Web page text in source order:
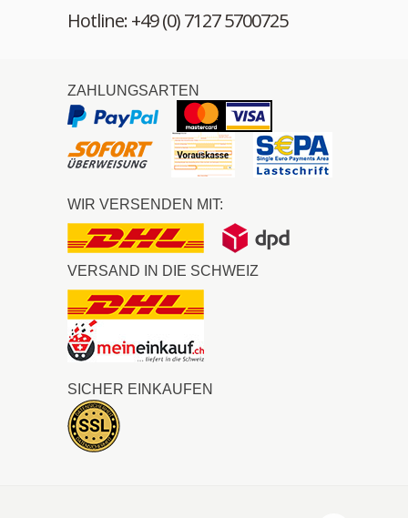
Hotline: +49 (0) 7127 5700725
ZAHLUNGSARTEN
WIR VERSENDEN MIT:
VERSAND IN DIE SCHWEIZ
SICHER EINKAUFEN